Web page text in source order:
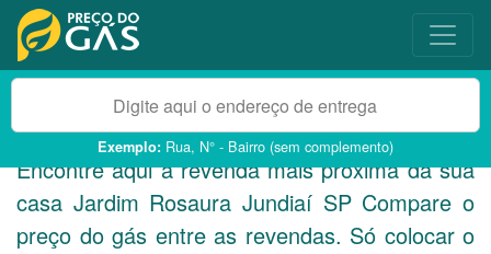
Exemplo: Rua, N° - Bairro (sem complemento)
Encontre aqui a revenda mais próxima da sua
casa Jardim Rosaura Jundiaí SPCompare o
preço do gás entre as revendas. Só colocar o